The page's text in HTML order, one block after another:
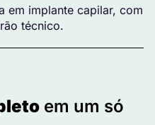
em implante capilar, com
técnico.
em um só